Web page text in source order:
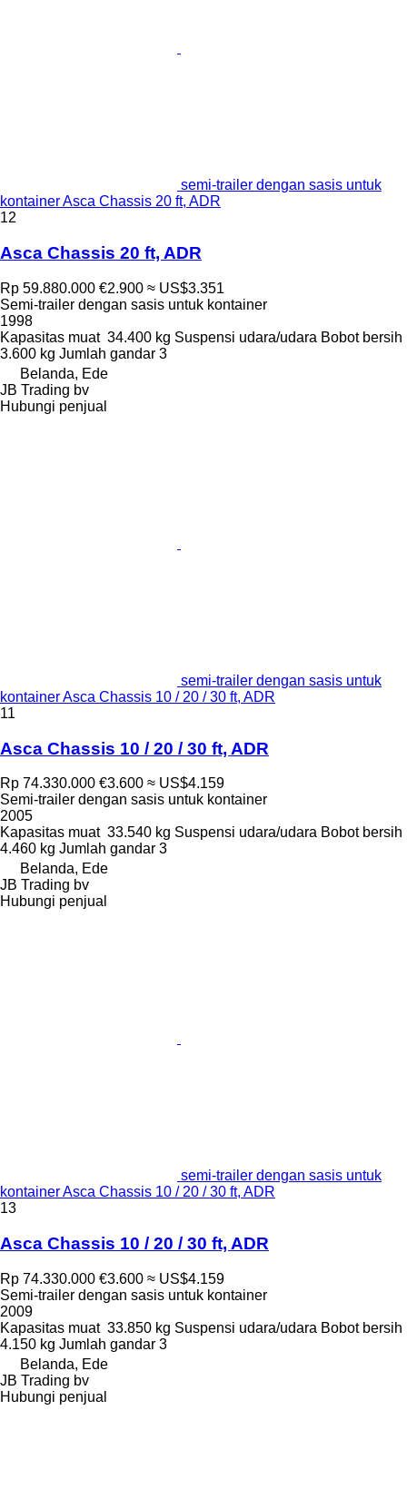
semi-trailer dengan sasis untuk
kontainer Asca Chassis 20 ft, ADR
12
Asca Chassis 20 ft, ADR
Rp 59.880.000 €2.900 ≈ US$3.351
Semi-trailer dengan sasis untuk kontainer
1998
Kapasitas muat 34.400 kg Suspensi udara/udara Bobot bersih
3.600 kg Jumlah gandar 3
Belanda, Ede
JB Trading bv
Hubungi penjual
semi-trailer dengan sasis untuk
kontainer Asca Chassis 10 / 20 / 30 ft, ADR
11
Asca Chassis 10 / 20 / 30 ft, ADR
Rp 74.330.000 €3.600 ≈ US$4.159
Semi-trailer dengan sasis untuk kontainer
2005
Kapasitas muat 33.540 kg Suspensi udara/udara Bobot bersih
4.460 kg Jumlah gandar 3
Belanda, Ede
JB Trading bv
Hubungi penjual
semi-trailer dengan sasis untuk
kontainer Asca Chassis 10 / 20 / 30 ft, ADR
13
Asca Chassis 10 / 20 / 30 ft, ADR
Rp 74.330.000 €3.600 ≈ US$4.159
Semi-trailer dengan sasis untuk kontainer
2009
Kapasitas muat 33.850 kg Suspensi udara/udara Bobot bersih
4.150 kg Jumlah gandar 3
Belanda, Ede
JB Trading bv
Hubungi penjual